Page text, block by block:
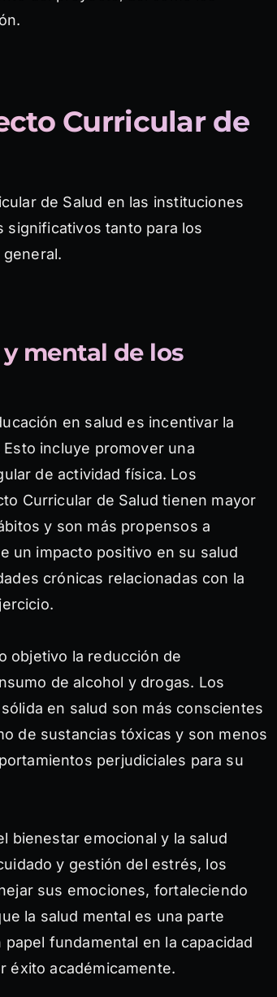
Curricular de
de Salud en las instituciones
significativos tanto para los
mental de los
en salud es incentivar la
incluye promover una
de actividad física. Los
Curricular de Salud tienen mayor
y son más propensos a
un impacto positivo en su salud
crónicas relacionadas con la
objetivo la reducción de
de alcohol y drogas. Los
en salud son más conscientes
de sustancias tóxicas y son menos
perjudiciales para su
bienestar emocional y la salud
y gestión del estrés, los
sus emociones, fortaleciendo
la salud mental es una parte
fundamental en la capacidad
éxito académicamente.